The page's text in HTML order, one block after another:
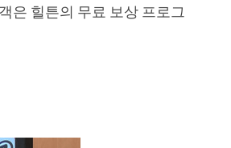
은 힐튼의 무료 보상 프로그